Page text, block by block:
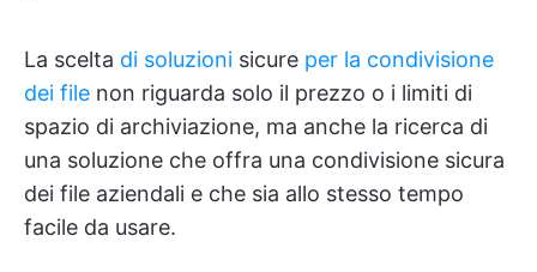
La scelta di soluzioni sicure per la condivisione
dei file non riguarda solo il prezzo o i limiti di
spazio di archiviazione, ma anche la ricerca di
una soluzione che offra una condivisione sicura
dei file aziendali e che sia allo stesso tempo
facile da usare.